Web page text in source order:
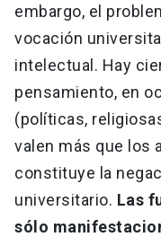
embargo, el
vocación
intelectual. Hay
pensamiento, en
(políticas,
valen más que los
constituye la
universitario. Las
sólo